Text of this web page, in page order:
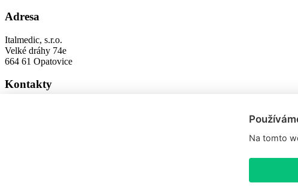
Adresa
Italmedic, s.r.o.
Velké dráhy 74e
664 61 Opatovice
Kontakty
Na tomto